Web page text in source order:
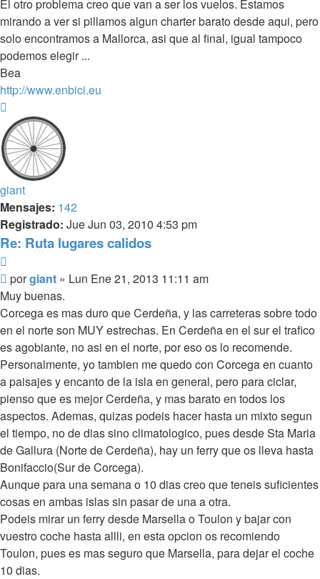
El otro problema creo que van a ser los vuelos. Estamos
mirando a ver si pillamos algun charter barato desde aqui, pero
solo encontramos a Mallorca, asi que al final, igual tampoco
podemos elegir ...
Bea
http://www.enbici.eu
giant
Mensajes: 142
Registrado: Jue Jun 03, 2010 4:53 pm
Re: Ruta lugares calidos
Mensaje
porgiant » Lun Ene 21, 2013 11:11 am
Muy buenas.
Corcega es mas duro que Cerdeña, y las carreteras sobre todo
en el norte son MUY estrechas. En Cerdeña en el sur el trafico
es agobiante, no asi en el norte, por eso os lo recomende.
Personalmente, yo tambien me quedo con Corcega en cuanto
a paisajes y encanto de la isla en general, pero para ciclar,
pienso que es mejor Cerdeña, y mas barato en todos los
aspectos. Ademas, quizas podeis hacer hasta un mixto segun
el tiempo, no de dias sino climatologico, pues desde Sta Maria
de Gallura (Norte de Cerdeña), hay un ferry que os lleva hasta
Bonifaccio(Sur de Corcega).
Aunque para una semana o 10 dias creo que teneis suficientes
cosas en ambas islas sin pasar de una a otra.
Podeis mirar un ferry desde Marsella o Toulon y bajar con
vuestro coche hasta allli, en esta opcion os recomiendo
Toulon, pues es mas seguro que Marsella, para dejar el coche
10 dias.